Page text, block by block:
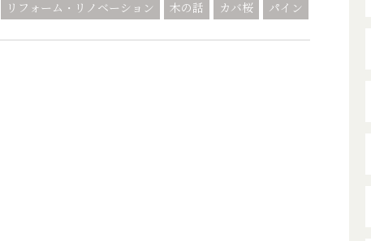
リフォーム・リノベーション
木の話 カバ桜 パイン